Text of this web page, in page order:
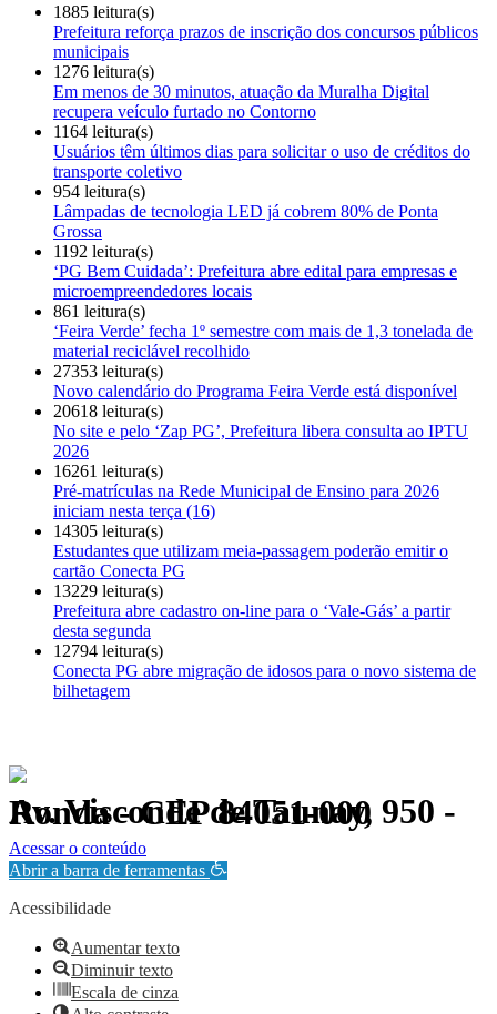
1885 leitura(s)
Prefeitura reforça prazos de inscrição dos concursos públicos
municipais
1276 leitura(s)
Em menos de 30 minutos, atuação da Muralha Digital
recupera veículo furtado no Contorno
1164 leitura(s)
Usuários têm últimos dias para solicitar o uso de créditos do
transporte coletivo
954 leitura(s)
Lâmpadas de tecnologia LED já cobrem 80% de Ponta
Grossa
1192 leitura(s)
‘PG Bem Cuidada’: Prefeitura abre edital para empresas e
microempreendedores locais
861 leitura(s)
‘Feira Verde’ fecha 1º semestre com mais de 1,3 tonelada de
material reciclável recolhido
27353 leitura(s)
Novo calendário do Programa Feira Verde está disponível
20618 leitura(s)
No site e pelo ‘Zap PG’, Prefeitura libera consulta ao IPTU
2026
16261 leitura(s)
Pré-matrículas na Rede Municipal de Ensino para 2026
iniciam nesta terça (16)
14305 leitura(s)
Estudantes que utilizam meia-passagem poderão emitir o
cartão Conecta PG
13229 leitura(s)
Prefeitura abre cadastro on-line para o ‘Vale-Gás’ a partir
desta segunda
12794 leitura(s)
Conecta PG abre migração de idosos para o novo sistema de
bilhetagem
Av. Visconde de Taunay, 950 - Ronda - CEP 84051-000
Política de Privacidade.
Acessar o conteúdo
Abrir a barra de ferramentas
Acessibilidade
Aumentar texto
Diminuir texto
Escala de cinza